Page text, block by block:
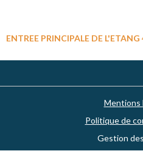
ENTREE PRINCIPALE DE L'ETANG
Mentions
Politique de
Gestion